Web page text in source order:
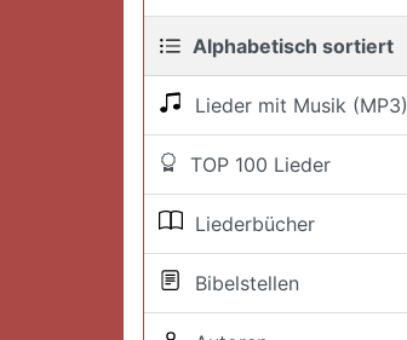
Alphabetisch sortiert
Lieder mit Musik (MP3)
TOP 100 Lieder
Liederbücher
Bibelstellen